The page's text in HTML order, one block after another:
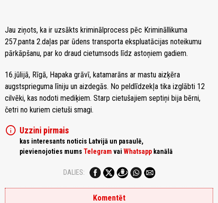
Jau ziņots, ka ir uzsākts kriminālprocess pēc Krimināllikuma
257.panta 2.daļas par ūdens transporta ekspluatācijas noteikumu
pārkāpšanu, par ko draud cietumsods līdz astoņiem gadiem.
16.jūlijā, Rīgā, Hapaka grāvī, katamarāns ar mastu aizķēra
augstsprieguma līniju un aizdegās. No peldlīdzekļa tika izglābti 12
cilvēki, kas nodoti mediķiem. Starp cietušajiem septiņi bija bērni,
četri no kuriem cietuši smagi.
info Uzzini pirmais
kas interesants noticis Latvijā un pasaulē,
pievienojoties mums Telegram vai Whatsapp kanālā
DALIES:
Komentēt